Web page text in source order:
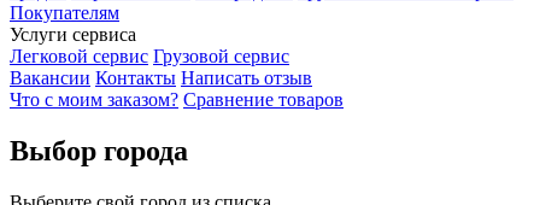
Покупателям
Услуги сервиса
Легковой сервис Грузовой сервис
Вакансии Контакты Написать отзыв
Что с моим заказом? Сравнение товаров
Выбор города